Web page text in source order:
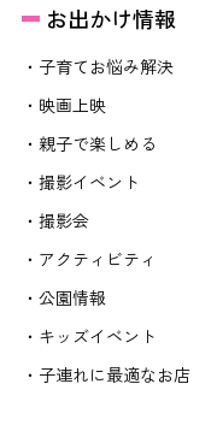
お出かけ情報
・子育てお悩み解決
・映画上映
・親子で楽しめる
・撮影イベント
・撮影会
・アクティビティ
・公園情報
・キッズイベント
・子連れに最適なお店